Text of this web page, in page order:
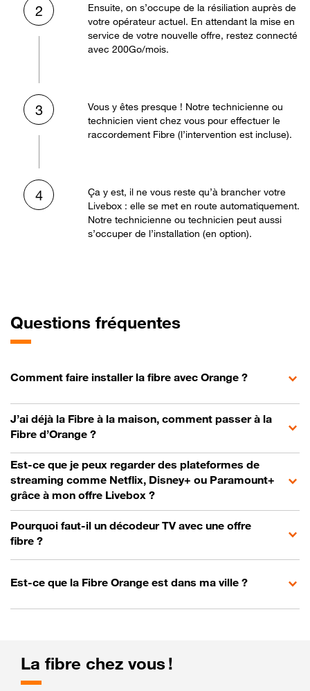
2
Ensuite, on s’occupe de la résiliation auprès de
votre opérateur actuel. En attendant la mise en
service de votre nouvelle offre, restez connecté
avec 200Go/mois.
3
Vous y êtes presque ! Notre technicienne ou
technicien vient chez vous pour effectuer le
raccordement Fibre (l’intervention est incluse).
4
Ça y est, il ne vous reste qu’à brancher votre
Livebox : elle se met en route automatiquement.
Notre technicienne ou technicien peut aussi
s’occuper de l’installation (en option).
Questions fréquentes
Comment faire installer la fibre avec Orange ?
J’ai déjà la Fibre à la maison, comment passer à la
Fibre d’Orange ?
Est-ce que je peux regarder des plateformes de
streaming comme Netflix, Disney+ ou Paramount+
grâce à mon offre Livebox ?
Pourquoi faut-il un décodeur TV avec une offre
fibre ?
Est-ce que la Fibre Orange est dans ma ville ?
La fibre chez vous !